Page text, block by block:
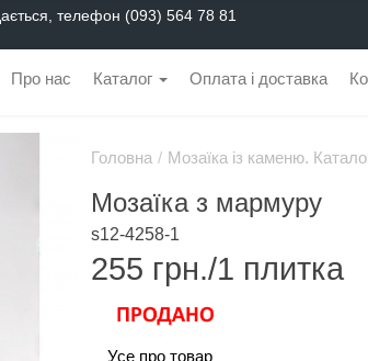
телефон (093) 564 78 81
Про нас Каталог Оплата і доставка
Головна / Мозаїка із каменю.
Мозаїка з мармуру
s12-4258-1
255 грн./1 плитка
Усе про товар